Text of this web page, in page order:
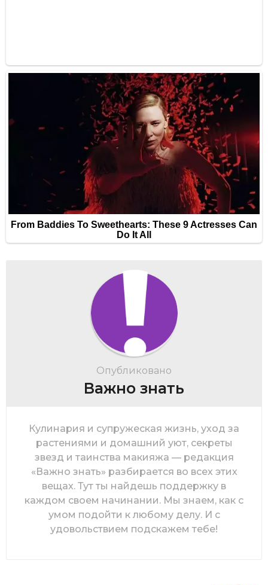
Опубликовано
Важно знать
Кулинария и супружеская жизнь, уход за
растениями и домашний уют, секреты
звезд и таинства макияжа — редакция
«Важно знать» разбирается во всех этих
вещах. Тут ты найдешь поддержку в
каждом своем начинании. Мы знаем, как с
умом подойти к любому делу. И с
удовольствием подскажем тебе!